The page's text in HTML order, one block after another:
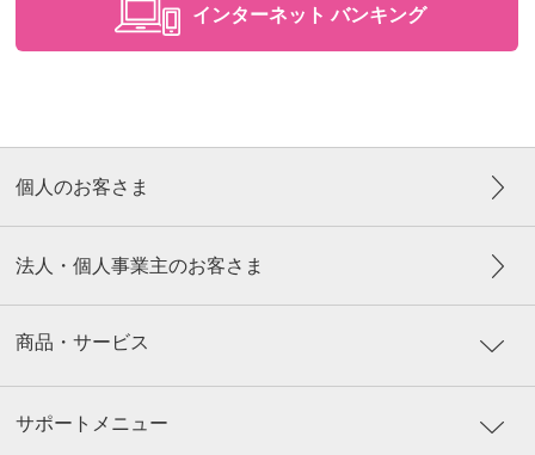
インターネット バンキング
個人のお客さま
法人・個人事業主のお客さま
商品・サービス
サポートメニュー